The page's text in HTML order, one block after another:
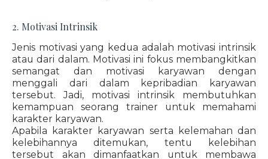
2. Motivasi Intrinsik
Jenis motivasi yang kedua adalah motivasi intrinsik
atau dari dalam. Motivasi ini fokus membangkitkan
semangat dan motivasi karyawan dengan
menggali dari dalam kepribadian karyawan
tersebut. Jadi, motivasi intrinsik membutuhkan
kemampuan seorang trainer untuk memahami
karakter karyawan.
Apabila karakter karyawan serta kelemahan dan
kelebihannya ditemukan, tentu kelebihan
tersebut akan dimanfaatkan untuk membawa